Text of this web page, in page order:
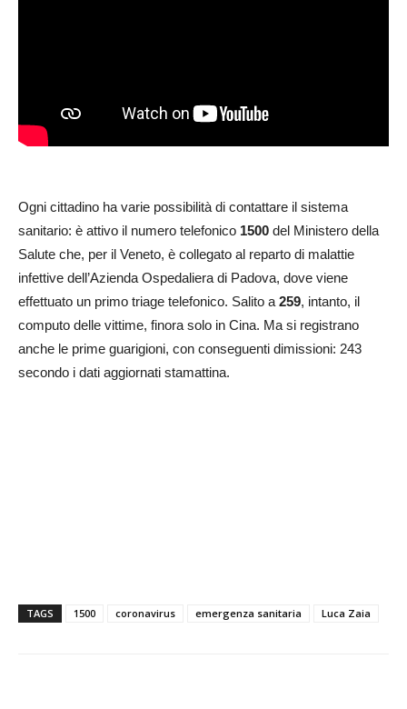
Ogni cittadino ha varie possibilità di contattare il sistema
sanitario: è attivo il numero telefonico 1500 del Ministero della
Salute che, per il Veneto, è collegato al reparto di malattie
infettive dell’Azienda Ospedaliera di Padova, dove viene
effettuato un primo triage telefonico. Salito a 259, intanto, il
computo delle vittime, finora solo in Cina. Ma si registrano
anche le prime guarigioni, con conseguenti dimissioni: 243
secondo i dati aggiornati stamattina.
TAGS 1500 coronavirus emergenza sanitaria Luca Zaia